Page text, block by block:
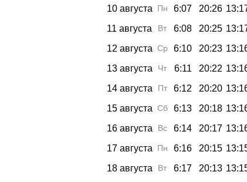
10 августа
Пн 6:07 20:26
11 августа
Вт 6:08 20:25
12 августа Ср 6:10 20:23
13 августа
Чт 6:11 20:22
14 августа
Пт 6:12 20:20
15 августа Сб 6:13 20:18
16 августа
Вс 6:14 20:17
17 августа
Пн 6:16 20:15
18 августа
Вт 6:17 20:13